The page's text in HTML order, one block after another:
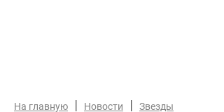
На главную | Новости | Звезды